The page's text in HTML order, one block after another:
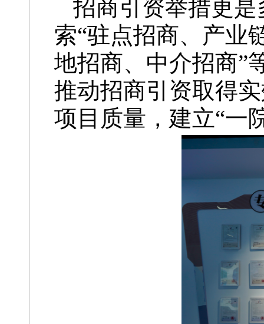
招商引资举措更
索“驻点招商、产业
地招商、中介招商”
推动招商引资取得
项目质量，建立“一